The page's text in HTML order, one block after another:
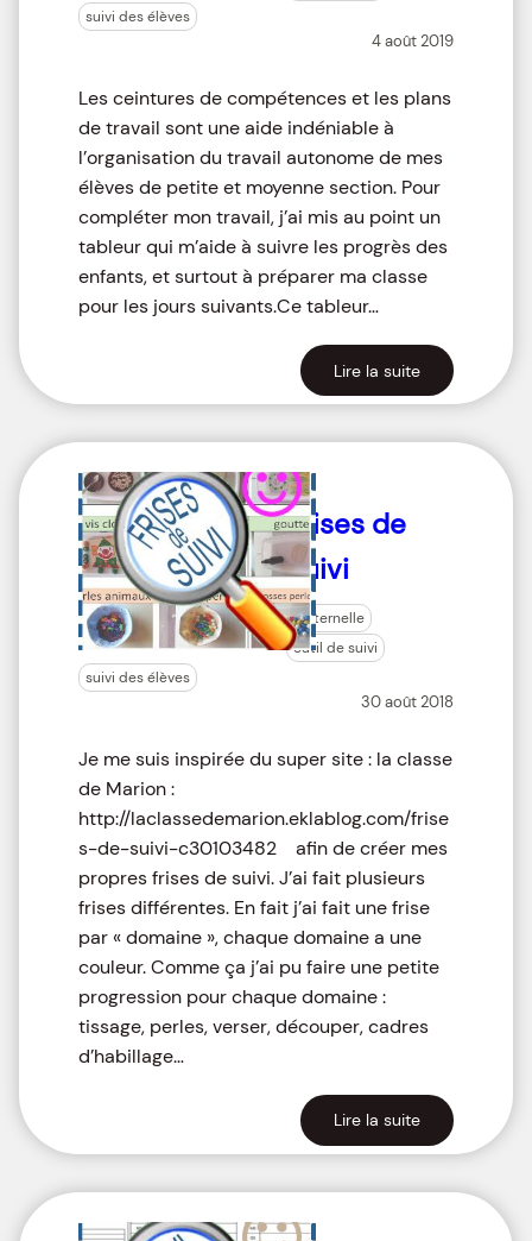
suivi des élèves
4 août 2019
Les ceintures de compétences et les plans
de travail sont une aide indéniable à
l’organisation du travail autonome de mes
élèves de petite et moyenne section. Pour
compléter mon travail, j’ai mis au point un
tableur qui m’aide à suivre les progrès des
enfants, et surtout à préparer ma classe
pour les jours suivants.Ce tableur…
Lire la suite
Frises de
Suivi
maternelle
outil de suivi
suivi des élèves
30 août 2018
Je me suis inspirée du super site : la classe
de Marion :
http://laclassedemarion.eklablog.com/frise
s-de-suivi-c30103482 afin de créer mes
propres frises de suivi. J’ai fait plusieurs
frises différentes. En fait j’ai fait une frise
par « domaine », chaque domaine a une
couleur. Comme ça j’ai pu faire une petite
progression pour chaque domaine :
tissage, perles, verser, découper, cadres
d’habillage…
Lire la suite